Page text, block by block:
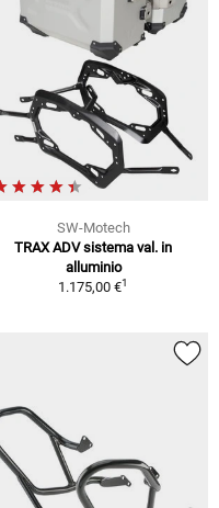
SW-Motech
TRAX ADV sistema val. in
alluminio
1.175,00 €1